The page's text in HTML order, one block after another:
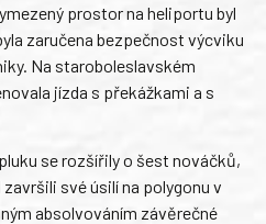
prostor na heliportu byl
zaručena bezpečnost výcviku
Na staroboleslavském
jízda s překážkami a s
se rozšířily o šest nováčků,
své úsilí na polygonu v
absolvováním závěrečné